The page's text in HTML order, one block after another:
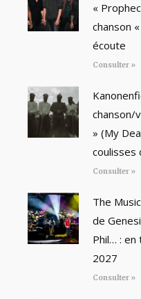
«
chanson
écoute
Consulter »
chanson/
» (My
coulisses
Consulter »
The
de
Phil… : en
2027
Consulter »